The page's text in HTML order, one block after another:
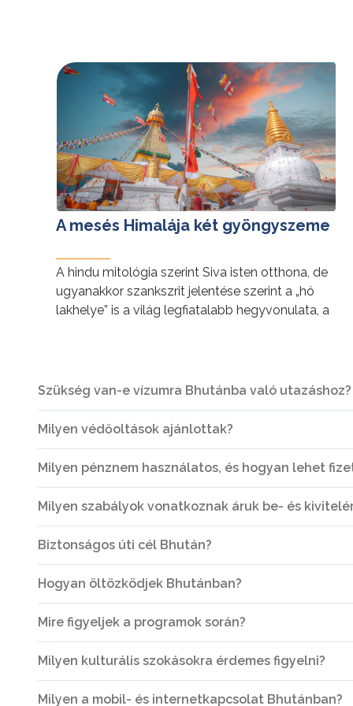
Bhutánról pedig
A mesés Himalája két gyöngyszeme
A hindu mitológia szerint Siva isten otthona, de
ugyanakkor szankszrit jelentése szerint a „hó
lakhelye” is a világ legfiatalabb hegyvonulata, a
Szükség van-e vízumra Bhutánba való utazáshoz?
Milyen védőoltások ajánlottak?
Milyen pénznem használatos, és hogyan lehet
Milyen szabályok vonatkoznak áruk be- és
Biztonságos úti cél Bhután?
Hogyan öltözködjek Bhutánban?
Mire figyeljek a programok során?
Milyen kulturális szokásokra érdemes figyelni?
Milyen a mobil- és internetkapcsolat Bhutánban?